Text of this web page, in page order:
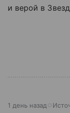
и верой в
1 день назад